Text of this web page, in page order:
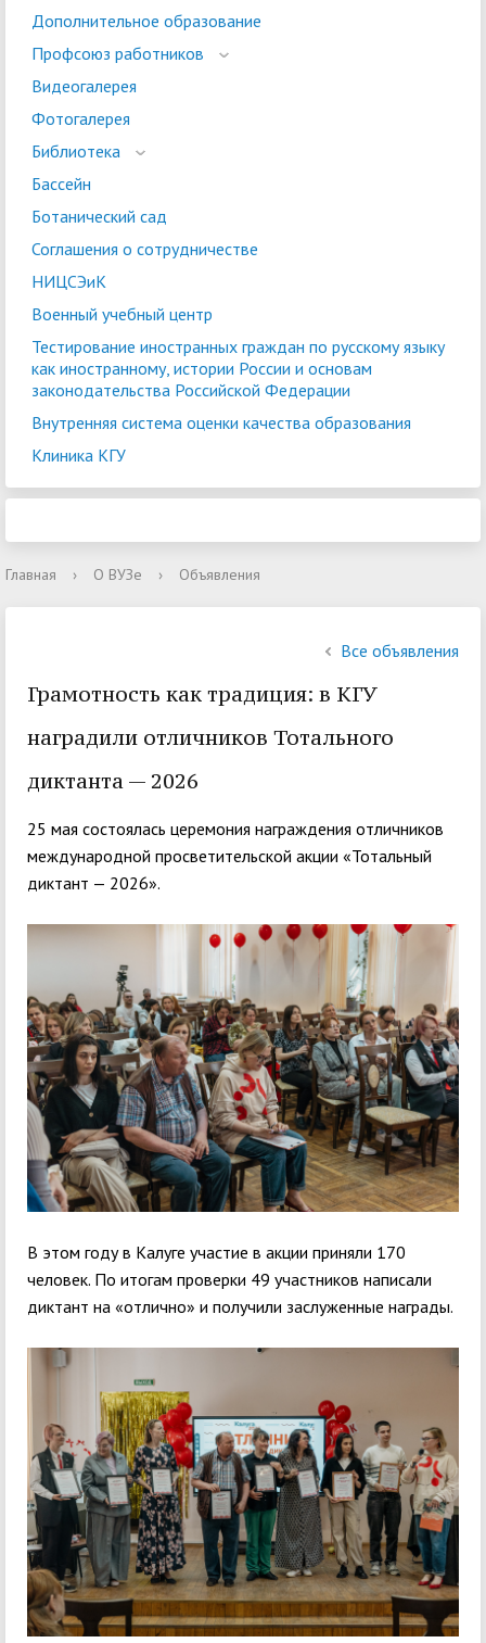
Дополнительное образование
Профсоюз работников
Видеогалерея
Фотогалерея
Библиотека
Бассейн
Ботанический сад
Соглашения о сотрудничестве
НИЦСЭиК
Военный учебный центр
Тестирование иностранных граждан по русскому языку
как иностранному, истории России и основам
законодательства Российской Федерации
Внутренняя система оценки качества образования
Клиника КГУ
Главная › О ВУЗе › Объявления
Все объявления
Грамотность как традиция: в КГУ
наградили отличников Тотального
диктанта — 2026
25 мая состоялась церемония награждения отличников
международной просветительской акции «Тотальный
диктант — 2026».
В этом году в Калуге участие в акции приняли 170
человек. По итогам проверки 49 участников написали
диктант на «отлично» и получили заслуженные награды.